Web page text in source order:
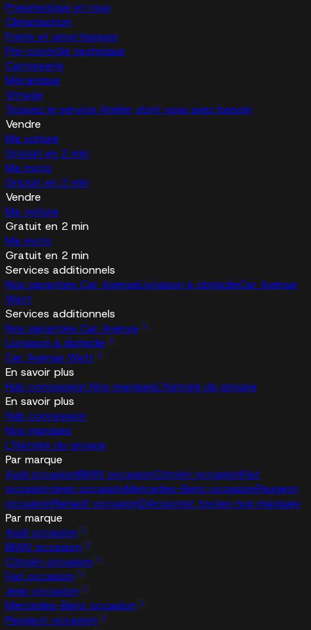
Pneumatique et roue
Climatisation
Freins et amortisseurs
Pré-contrôle technique
Carrosserie
Mécanique
Vitrage
Trouvez le service Atelier dont vous avez besoin
Vendre
Ma voiture
Gratuit en 2 min
Ma moto
Gratuit en 2 min
Vendre
Ma voiture
Gratuit en 2 min
Ma moto
Gratuit en 2 min
Services additionnels
Nos garanties Car AvenueLivraison à domicileCar Avenue
Watt
Services additionnels
Nos garanties Car Avenue
Livraison à domicile
Car Avenue Watt
En savoir plus
Hub concession Nos marquesL'histoire du groupe
En savoir plus
Hub concession
Nos marques
L'histoire du groupe
Par marque
Audi occasionBMW occasionCitroën occasionFiat
occasionJeep occasionMercedes-Benz occasionPeugeot
occasionRenault occasionDécouvrez toutes nos marques
Par marque
Audi occasion
BMW occasion
Citroën occasion
Fiat occasion
Jeep occasion
Mercedes-Benz occasion
Peugeot occasion